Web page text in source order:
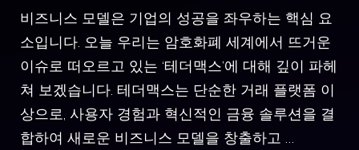
비즈니스 모델은 기업의 성공을 좌우하는 핵심 요
소입니다. 오늘 우리는 암호화폐 세계에서 뜨거운
이슈로 떠오르고 있는 ‘테더맥스’에 대해 깊이 파헤
쳐 보겠습니다. 테더맥스는 단순한 거래 플랫폼 이
상으로, 사용자 경험과 혁신적인 금융 솔루션을 결
합하여 새로운 비즈니스 모델을 창출하고 …